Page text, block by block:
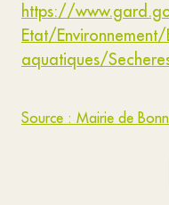
https://
Etat/
aquatiques/
Source : Mairie de